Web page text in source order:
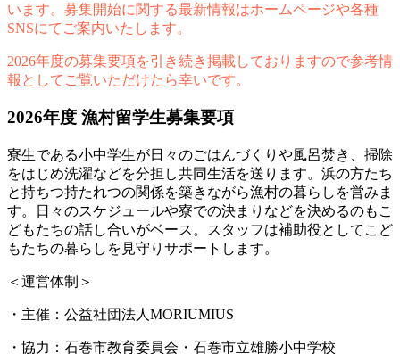
います。募集開始に関する最新情報はホームページや各種
SNSにてご案内いたします。
2026年度の募集要項を引き続き掲載しておりますので参考情
報としてご覧いただけたら幸いです。
2026年度 漁村留学生募集要項
寮生である小中学生が日々のごはんづくりや風呂焚き、掃除
をはじめ洗濯などを分担し共同生活を送ります。浜の方たち
と持ちつ持たれつの関係を築きながら漁村の暮らしを営みま
す。日々のスケジュールや寮での決まりなどを決めるのもこ
どもたちの話し合いがベース。スタッフは補助役としてこど
もたちの暮らしを見守りサポートします。
＜運営体制＞
・ 主催：公益社団法人MORIUMIUS
・ 協力：石巻市教育委員会・石巻市立雄勝小中学校